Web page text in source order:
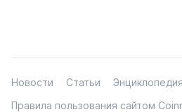
Новости Статьи Энциклопедия
Правила пользования сайтом